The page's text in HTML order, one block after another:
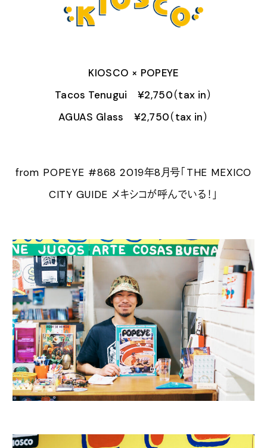
KIOSCO × POPEYE
Tacos Tenugui ¥2,750（tax in）
AGUAS Glass ¥2,750（tax in）
from POPEYE #868 2019年8月号「THE MEXICO
CITY GUIDE メキシコが呼んでいる！」